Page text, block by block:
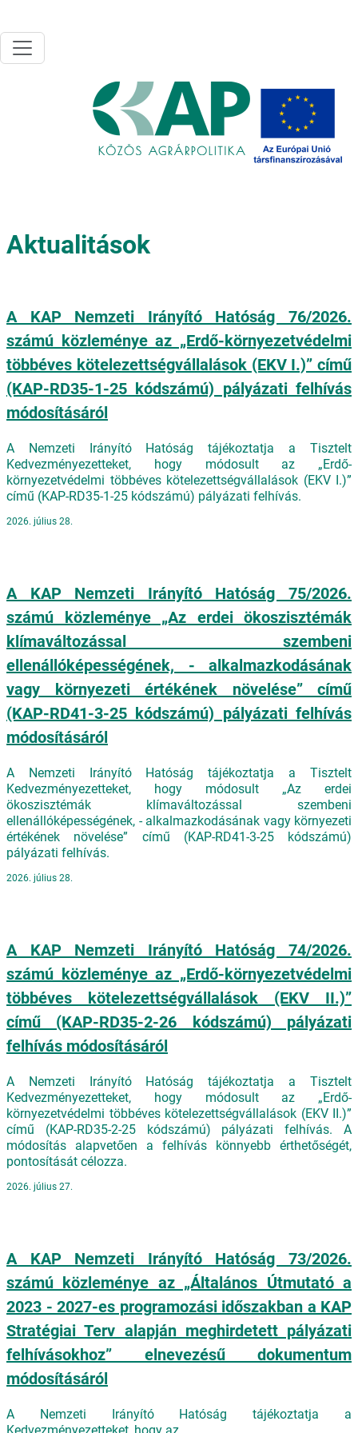
Aktualitások
A KAP Nemzeti Irányító Hatóság 76/2026.
számú közleménye az „Erdő-környezetvédelmi
többéves kötelezettségvállalások (EKV I.)” című
(KAP-RD35-1-25 kódszámú) pályázati felhívás
módosításáról
A Nemzeti Irányító Hatóság tájékoztatja a Tisztelt
Kedvezményezetteket, hogy módosult az „Erdő-
környezetvédelmi többéves kötelezettségvállalások (EKV I.)”
című (KAP-RD35-1-25 kódszámú) pályázati felhívás.
2026. július 28.
A KAP Nemzeti Irányító Hatóság 75/2026.
számú közleménye „Az erdei ökoszisztémák
klímaváltozással szembeni
ellenállóképességének, - alkalmazkodásának
vagy környezeti értékének növelése” című
(KAP-RD41-3-25 kódszámú) pályázati felhívás
módosításáról
A Nemzeti Irányító Hatóság tájékoztatja a Tisztelt
Kedvezményezetteket, hogy módosult „Az erdei
ökoszisztémák klímaváltozással szembeni
ellenállóképességének, - alkalmazkodásának vagy környezeti
értékének növelése” című (KAP-RD41-3-25 kódszámú)
pályázati felhívás.
2026. július 28.
A KAP Nemzeti Irányító Hatóság 74/2026.
számú közleménye az „Erdő-környezetvédelmi
többéves kötelezettségvállalások (EKV II.)”
című (KAP-RD35-2-26 kódszámú) pályázati
felhívás módosításáról
A Nemzeti Irányító Hatóság tájékoztatja a Tisztelt
Kedvezményezetteket, hogy módosult az „Erdő-
környezetvédelmi többéves kötelezettségvállalások (EKV II.)”
című (KAP-RD35-2-25 kódszámú) pályázati felhívás. A
módosítás alapvetően a felhívás könnyebb érthetőségét,
pontosítását célozza.
2026. július 27.
A KAP Nemzeti Irányító Hatóság 73/2026.
számú közleménye az „Általános Útmutató a
2023 - 2027-es programozási időszakban a KAP
Stratégiai Terv alapján meghirdetett pályázati
felhívásokhoz” elnevezésű dokumentum
módosításáról
A Nemzeti Irányító Hatóság tájékoztatja a